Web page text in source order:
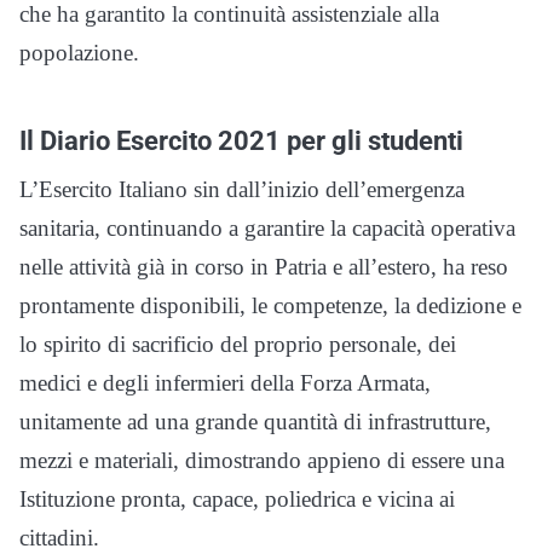
che ha garantito la continuità assistenziale alla
popolazione.
Il Diario Esercito 2021 per gli studenti
L’Esercito Italiano sin dall’inizio dell’emergenza
sanitaria, continuando a garantire la capacità operativa
nelle attività già in corso in Patria e all’estero, ha reso
prontamente disponibili, le competenze, la dedizione e
lo spirito di sacrificio del proprio personale, dei
medici e degli infermieri della Forza Armata,
unitamente ad una grande quantità di infrastrutture,
mezzi e materiali, dimostrando appieno di essere una
Istituzione pronta, capace, poliedrica e vicina ai
cittadini.